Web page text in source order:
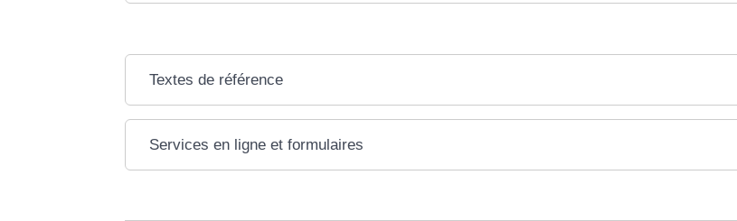
Textes de référence
Services en ligne et formulaires